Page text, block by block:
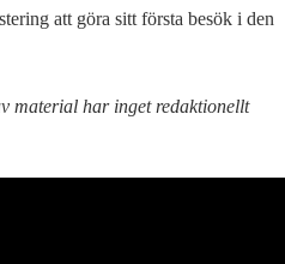
att göra sitt första besök i den
material har inget redaktionellt